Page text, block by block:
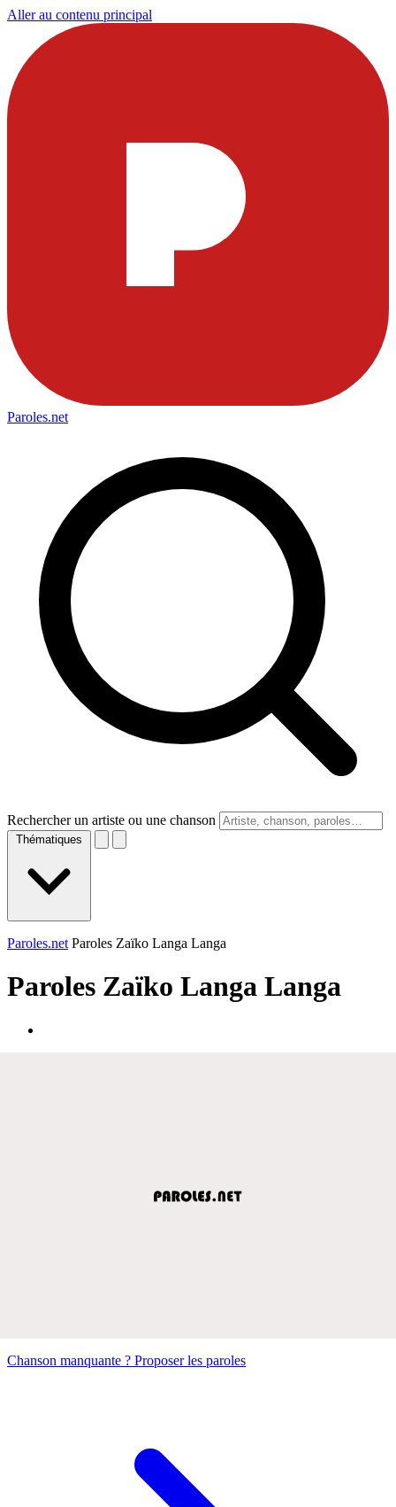
Aller au contenu principal
Paroles.net
Rechercher un artiste ou une chanson
Thématiques
Paroles.net Paroles Zaïko Langa Langa
Paroles Zaïko Langa Langa
Chanson manquante ? Proposer les paroles